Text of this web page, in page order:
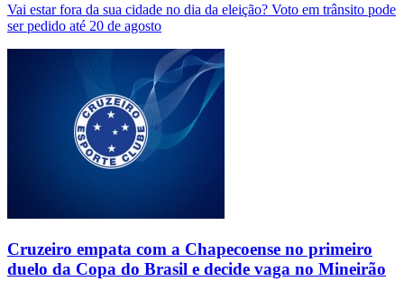
Vai estar fora da sua cidade no dia da eleição? Voto em trânsito pode
ser pedido até 20 de agosto
Cruzeiro empata com a Chapecoense no primeiro
duelo da Copa do Brasil e decide vaga no Mineirão